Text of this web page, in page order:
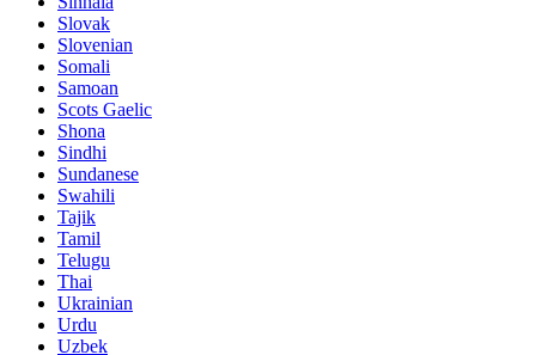
Slovak
Slovenian
Somali
Samoan
Scots Gaelic
Shona
Sindhi
Sundanese
Swahili
Tajik
Tamil
Telugu
Thai
Ukrainian
Urdu
Uzbek